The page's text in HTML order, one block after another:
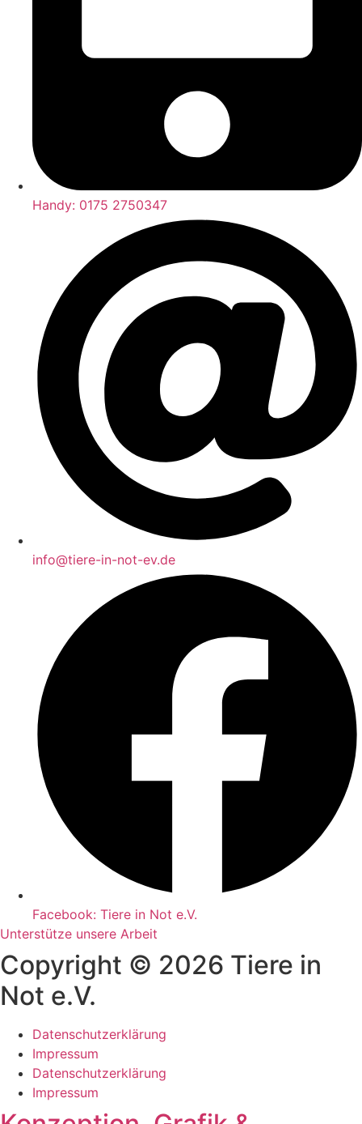
Handy: 0175 2750347
info@tiere-in-not-ev.de
Facebook: Tiere in Not e.V.
Unterstütze unsere Arbeit
Copyright © 2026 Tiere in
Not e.V.
Datenschutzerklärung
Impressum
Datenschutzerklärung
Impressum